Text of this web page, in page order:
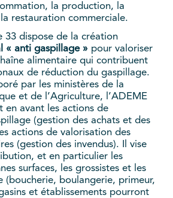
la production, la
restauration commerciale.
33 dispose de la création
« anti gaspillage » pour valoriser
alimentaire qui contribuent
de réduction du gaspillage.
par les ministères de la
et de l’Agriculture, l’ADEME
en avant les actions de
(gestion des achats et des
actions de valorisation des
(gestion des invendus). Il vise
et en particulier les
surfaces, les grossistes et les
(boucherie, boulangerie, primeur,
et établissements pourront